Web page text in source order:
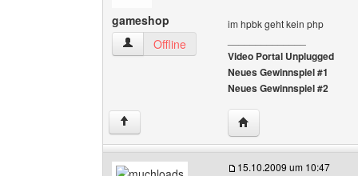
gameshop
gameshop Benutzer-Profile anzeigen
Offline
im hpbk geht kein php
Video Portal Unplugged
Neues Gewinnspiel #1
Neues Gewinnspiel #2
↑ Website dieses
15.10.2009 um 10:47